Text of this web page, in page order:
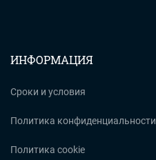
ИНФОРМАЦИЯ
Сроки и условия
Политика конфиденциальности
Политика cookie